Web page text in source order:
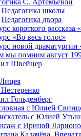
С. Артемьевой
Педагогика школы
Педагогика двора
короткого рассказа
«Во весь голос»
новой драматургии
мы помним август
Швейцер
Гольденберг
с Юлией
с Юлией
с Ириной